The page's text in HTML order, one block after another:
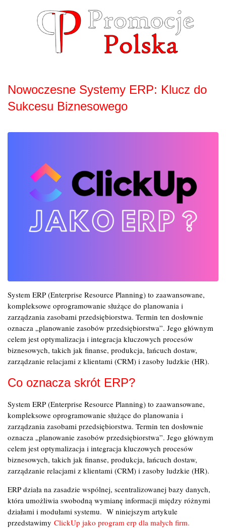
Nowoczesne Systemy ERP: Klucz do
Sukcesu Biznesowego
System ERP (Enterprise Resource Planning) to zaawansowane,
kompleksowe oprogramowanie służące do planowania i
zarządzania zasobami przedsiębiorstwa. Termin ten dosłownie
oznacza „planowanie zasobów przedsiębiorstwa”. Jego głównym
celem jest optymalizacja i integracja kluczowych procesów
biznesowych, takich jak finanse, produkcja, łańcuch dostaw,
zarządzanie relacjami z klientami (CRM) i zasoby ludzkie (HR).
Co oznacza skrót ERP?
System ERP (Enterprise Resource Planning) to zaawansowane,
kompleksowe oprogramowanie służące do planowania i
zarządzania zasobami przedsiębiorstwa. Termin ten dosłownie
oznacza „planowanie zasobów przedsiębiorstwa”. Jego głównym
celem jest optymalizacja i integracja kluczowych procesów
biznesowych, takich jak finanse, produkcja, łańcuch dostaw,
zarządzanie relacjami z klientami (CRM) i zasoby ludzkie (HR).
ERP działa na zasadzie wspólnej, scentralizowanej bazy danych,
która umożliwia swobodną wymianę informacji między różnymi
działami i modułami systemu. W niniejszym artykule
przedstawimy ClickUp jako program erp dla małych firm.